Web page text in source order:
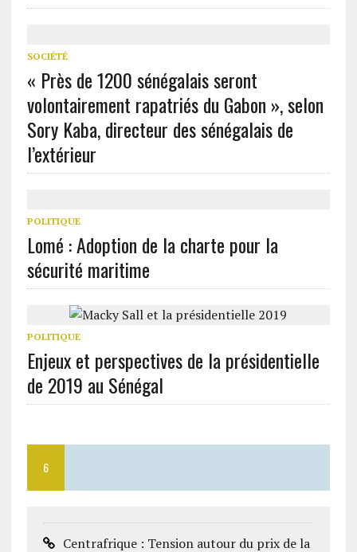
SOCIÉTÉ
« Près de 1200 sénégalais seront
volontairement rapatriés du Gabon », selon
Sory Kaba, directeur des sénégalais de
l’extérieur
POLITIQUE
Lomé : Adoption de la charte pour la
sécurité maritime
POLITIQUE
Enjeux et perspectives de la présidentielle
de 2019 au Sénégal
6
Centrafrique : Tension autour du prix de la